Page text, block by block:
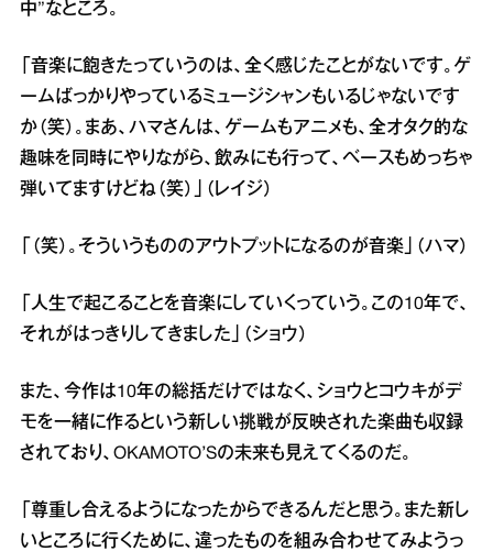
中”なところ。
「音楽に飽きたっていうのは、全く感じたことがないです。ゲ
ームばっかりやっているミュージシャンもいるじゃないです
か（笑）。まあ、ハマさんは、ゲームもアニメも、全オタク的な
趣味を同時にやりながら、飲みにも行って、ベースもめっちゃ
弾いてますけどね（笑）」（レイジ）
「（笑）。そういうもののアウトプットになるのが音楽」（ハマ）
「人生で起こることを音楽にしていくっていう。この10年で、
それがはっきりしてきました」（ショウ）
また、今作は10年の総括だけではなく、ショウとコウキがデ
モを一緒に作るという新しい挑戦が反映された楽曲も収録
されており、OKAMOTO’Sの未来も見えてくるのだ。
「尊重し合えるようになったからできるんだと思う。また新し
いところに行くために、違ったものを組み合わせてみようっ